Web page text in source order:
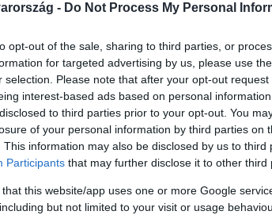
- Do Not Process My Personal
opt-out of the sale, sharing to third parties, or
for targeted advertising by us, please use
selection. Please note that after your opt-out
interest-based ads based on personal
to third parties prior to your opt-out. You
of your personal information by third parties on
This information may also be disclosed by us to third
Participants that may further disclose it to other third
that this website/app uses one or more Google
but not limited to your visit or usage
de
a pálya, hogy leelőzte egy
Konyárnál
a traktoros, elszáguldott a lassújel miatt
mellett az MTZ-vel.